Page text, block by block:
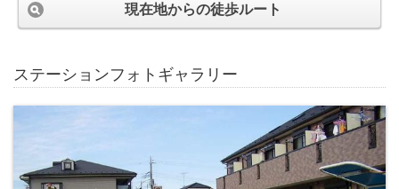
現在地からの徒歩ルート
ステーションフォトギャラリー